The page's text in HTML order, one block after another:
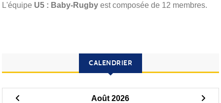
L'équipe U5 : Baby-Rugby est composée de 12 membres.
CALENDRIER
Août 2026